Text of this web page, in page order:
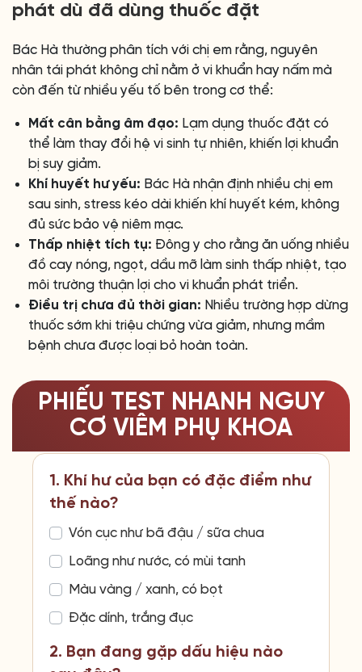
phát dù đã dùng thuốc đặt
Bác Hà thường phân tích với chị em rằng, nguyên
nhân tái phát không chỉ nằm ở vi khuẩn hay nấm mà
còn đến từ nhiều yếu tố bên trong cơ thể:
Mất cân bằng âm đạo: Lạm dụng thuốc đặt có
thể làm thay đổi hệ vi sinh tự nhiên, khiến lợi khuẩn
bị suy giảm.
Khí huyết hư yếu: Bác Hà nhận định nhiều chị em
sau sinh, stress kéo dài khiến khí huyết kém, không
đủ sức bảo vệ niêm mạc.
Thấp nhiệt tích tụ: Đông y cho rằng ăn uống nhiều
đồ cay nóng, ngọt, dầu mỡ làm sinh thấp nhiệt, tạo
môi trường thuận lợi cho vi khuẩn phát triển.
Điều trị chưa đủ thời gian: Nhiều trường hợp dừng
thuốc sớm khi triệu chứng vừa giảm, nhưng mầm
bệnh chưa được loại bỏ hoàn toàn.
PHIẾU TEST NHANH NGUY
CƠ VIÊM PHỤ KHOA
1. Khí hư của bạn có đặc điểm như
thế nào?
Vón cục như bã đậu / sữa chua
Loãng như nước, có mùi tanh
Màu vàng / xanh, có bọt
Đặc dính, trắng đục
2. Bạn đang gặp dấu hiệu nào